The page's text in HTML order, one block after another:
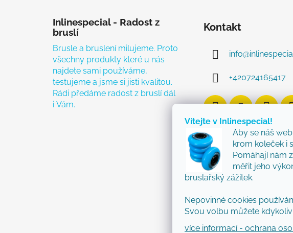
Vítejte v Inlinespecial!
Aby se náš
krom koleček i
Pomáhají nám
měřit jeho
bruslařský zážitek.
Nepovinné cookies
Svou volbu můžete
více informací - ochrana
Inlinespecial - Radost z
bruslí
Brusle a bruslení milujeme. Proto
všechny produkty které u nás
najdete sami používáme,
testujeme a jsme si jisti kvalitou.
Rádi předáme radost z bruslí dál
i Vám.
Kontakt
info@
+420724165417